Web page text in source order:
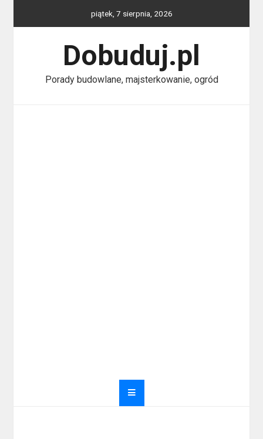
piątek, 7 sierpnia, 2026
Dobuduj.pl
Porady budowlane, majsterkowanie, ogród